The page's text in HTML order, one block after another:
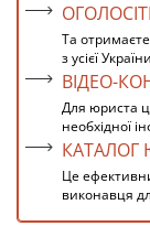
Та
з усієї
ВІДЕО-
Для юриста
необхідної
КАТАЛОГ
Це
виконавця